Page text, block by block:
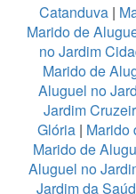
Catanduva|
Marido de
no Jardim
Marido de
Aluguel no
Jardim
Glória| Marido
Marido de
Aluguel no
Jardim da